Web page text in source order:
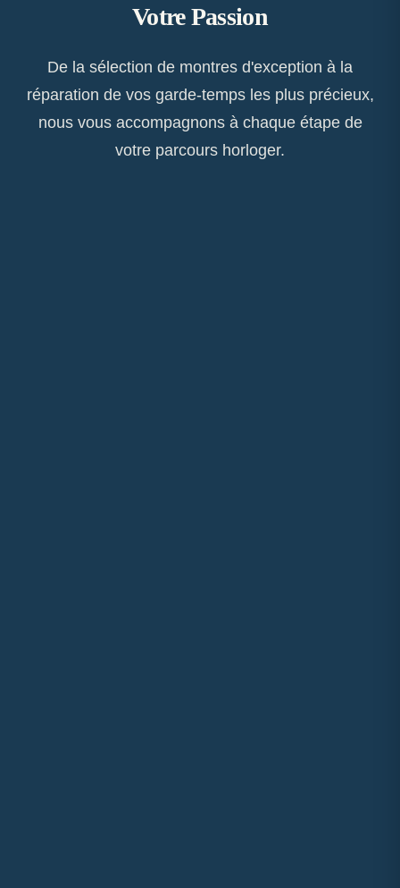
Votre Passion
De la sélection de montres d'exception à la
réparation de vos garde-temps les plus précieux,
nous vous accompagnons à chaque étape de
votre parcours horloger.